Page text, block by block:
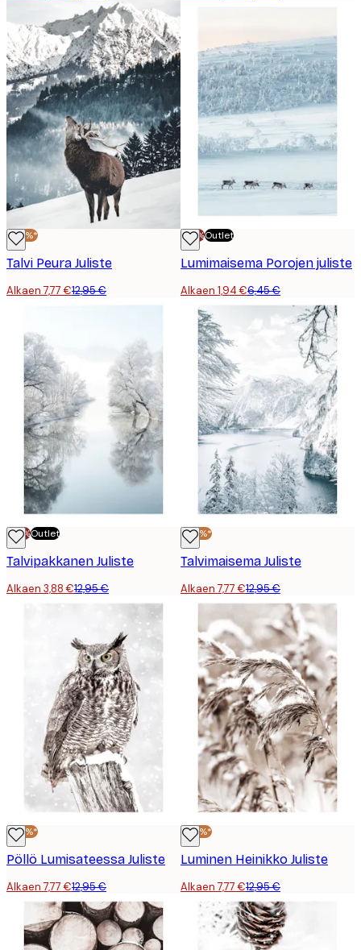
-40%*
Talvi Peura Juliste
Alkaen 7,77 €12,95 €
-70%Outlet
Lumimaisema Porojen juliste
Alkaen 1,94 €6,45 €
-70%Outlet
Talvipakkanen Juliste
Alkaen 3,88 €12,95 €
-40%*
Talvimaisema Juliste
Alkaen 7,77 €12,95 €
-40%*
Pöllö Lumisateessa Juliste
Alkaen 7,77 €12,95 €
-40%*
Luminen Heinikko Juliste
Alkaen 7,77 €12,95 €